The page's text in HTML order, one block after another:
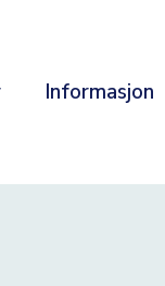
Informasjon